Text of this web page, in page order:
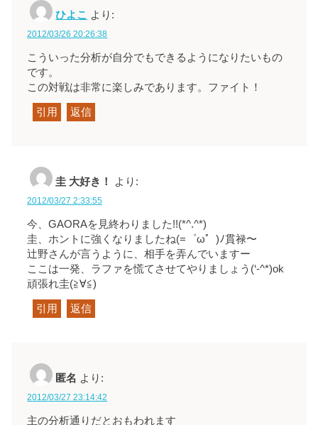
ひよこ より:
2012/03/26 20:26:38
こういった分析が自分でもできるようになりたいもの
です。
この対戦は非常に楽しみであります。ファイト！
引用 返信
圭 大好き！ より:
2012/03/27 2:33:55
今、GAORAを見終わりました!!(*^.^*)
圭、ホントに強くなりましたね(=゜ω゜)ﾉ貫禄〜
辻野さんが言うように、相手を弄んでいますー
ここは一発、ラファを慌てさせてやりましょう (‘-^*)ok
頑張れ圭(≧∀≦)
引用 返信
匿名 より:
2012/03/27 23:14:42
主の分析通りだとおもわれます